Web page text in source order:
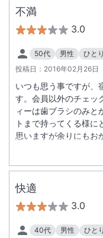
不満
3.0
50代 男性
ひとり
投稿日： 2016年02月26日
いつも思う事ですが、
す。会員以外のチェッ
ィーは歯ブラシのみと
トまで持ってくる様に
思いますが余りにもお
狭すぎです。ホテル
と今回改めて思いま
せん。
快適
3.0
40代 男性
ひとり